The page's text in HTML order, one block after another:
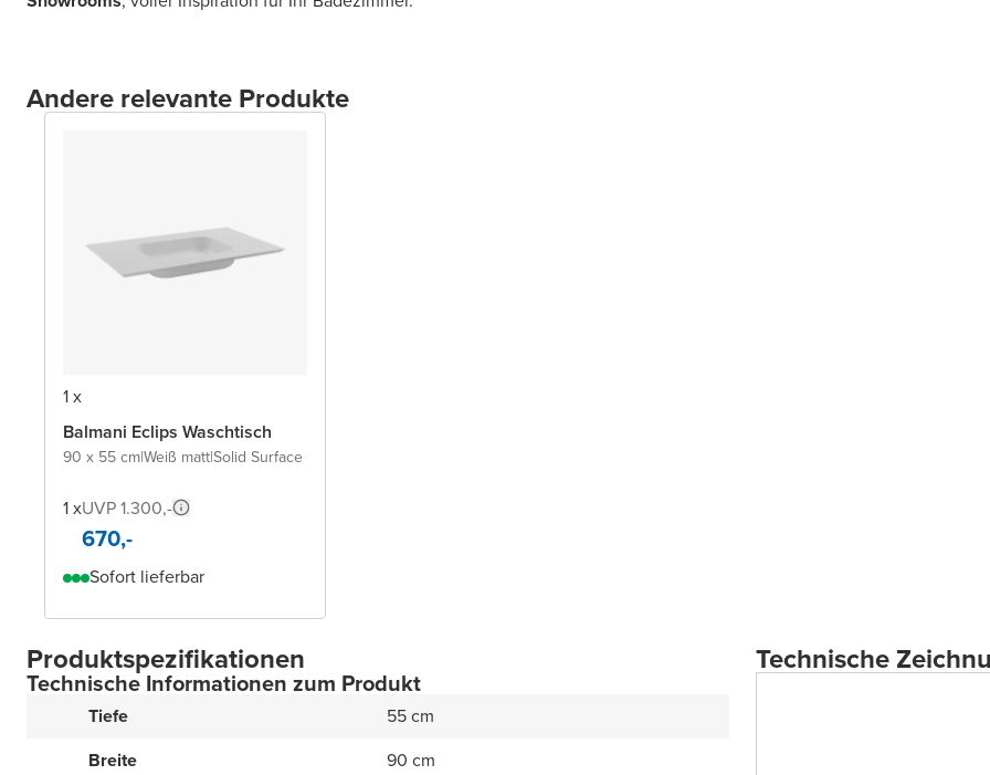
Andere relevante Produkte
1 x
Balmani Eclips Waschtisch
90 x 55 cm|Weiß matt|Solid Surface
1 xUVP 1.300,-
670,-
Sofort lieferbar
Produktspezifikationen
Technische Informationen zum Produkt
Tiefe
55 cm
Breite
90 cm
Technische